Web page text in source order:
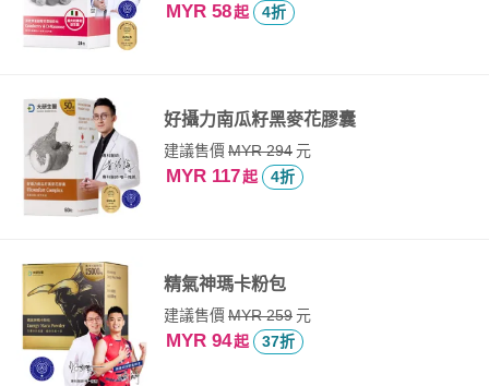
MYR 58起 4折
好攝力南瓜籽黑麥花膠囊
建議售價MYR 294元
MYR 117起 4折
精氣神瑪卡粉包
建議售價MYR 259元
MYR 94起 37折